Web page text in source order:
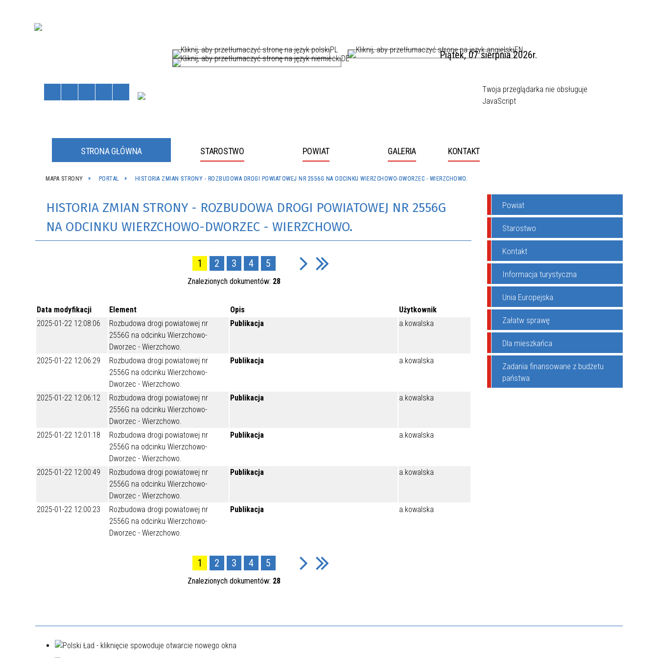
PL
EN
DE
Twoja przeglądarka nie obsługuje
JavaScript
Piątek, 07 sierpnia 2026r.
STRONA GŁÓWNA STAROSTWO
kliknij, aby przejść do dalszej części informacji
POWIAT
kliknij, aby przejść do dalszej części informacji
GALERIA KONTAKT
MAPA STRONY PORTAL HISTORIA ZMIAN STRONY - ROZBUDOWA DROGI POWIATOWEJ NR 2556G NA ODCINKU WIERZCHOWO-DWORZEC - WIERZCHOWO.
HISTORIA ZMIAN STRONY - ROZBUDOWA DROGI POWIATOWEJ NR 2556G
NA ODCINKU WIERZCHOWO-DWORZEC - WIERZCHOWO.
1 2 3 4 5
Znalezionych dokumentów: 28
Data modyfikacji Element Opis
Użytkownik
2025-01-22 12:08:06
Rozbudowa drogi powiatowej nr
2556G na odcinku Wierzchowo-
Dworzec - Wierzchowo.
Publikacja a.kowalska
2025-01-22 12:06:29
Rozbudowa drogi powiatowej nr
2556G na odcinku Wierzchowo-
Dworzec - Wierzchowo.
Publikacja a.kowalska
2025-01-22 12:06:12
Rozbudowa drogi powiatowej nr
2556G na odcinku Wierzchowo-
Dworzec - Wierzchowo.
Publikacja a.kowalska
2025-01-22 12:01:18
Rozbudowa drogi powiatowej nr
2556G na odcinku Wierzchowo-
Dworzec - Wierzchowo.
Publikacja a.kowalska
2025-01-22 12:00:49
Rozbudowa drogi powiatowej nr
2556G na odcinku Wierzchowo-
Dworzec - Wierzchowo.
Publikacja a.kowalska
2025-01-22 12:00:23
Rozbudowa drogi powiatowej nr
2556G na odcinku Wierzchowo-
Dworzec - Wierzchowo.
Publikacja a.kowalska
1 2 3 4 5
Znalezionych dokumentów: 28
Powiat
Starostwo
Kontakt
Informacja turystyczna
Unia Europejska
Załatw sprawę
Dla mieszkańca
Zadania finansowane z budżetu
państwa